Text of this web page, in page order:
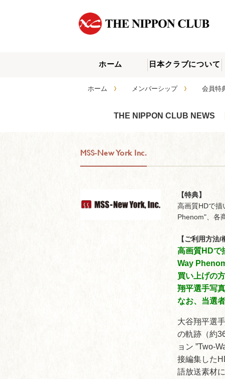
ホーム
日本クラブについて
ホーム › メンバーシップ › 会員特
THE NIPPON CLUB NEWS
MSS-New York Inc.
【特典】
高画質HDで描
Phenom"、各
【ご利用方法/
高画質HDで
Way
買い上げの
翔平選手写
なお、当選
大谷翔平選
の軌跡（約
ョン ”Two-
接編集した
語放送素材